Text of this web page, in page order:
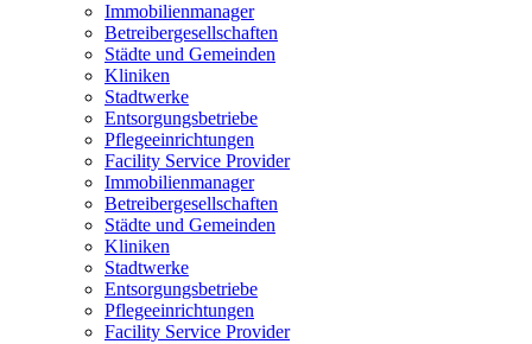
Immobilienmanager
Betreibergesellschaften
Städte und Gemeinden
Kliniken
Stadtwerke
Entsorgungsbetriebe
Pflegeeinrichtungen
Facility Service Provider
Immobilienmanager
Betreibergesellschaften
Städte und Gemeinden
Kliniken
Stadtwerke
Entsorgungsbetriebe
Pflegeeinrichtungen
Facility Service Provider